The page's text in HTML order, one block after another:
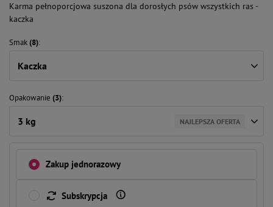
Karma pełnoporcjowa suszona dla dorosłych psów wszystkich ras -
kaczka
Smak(8)
Kaczka
Opakowanie (3)
3 kg NAJLEPSZA OFERTA
Zakup jednorazowy
Subskrypcja